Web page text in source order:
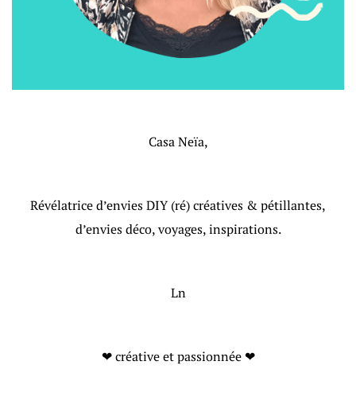
Casa Neïa,
Révélatrice d’envies DIY (ré) créatives & pétillantes,
d’envies déco, voyages, inspirations.
Ln
❤ créative et passionnée ❤